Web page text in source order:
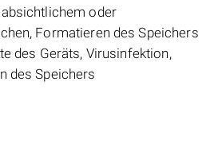
oder
Formatieren des Speichers
des Geräts, Virusinfektion,
des Speichers